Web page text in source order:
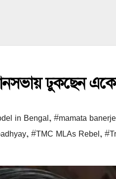
ঢুকছেন
in Bengal, #mamata
, #TMC MLAs Rebel,